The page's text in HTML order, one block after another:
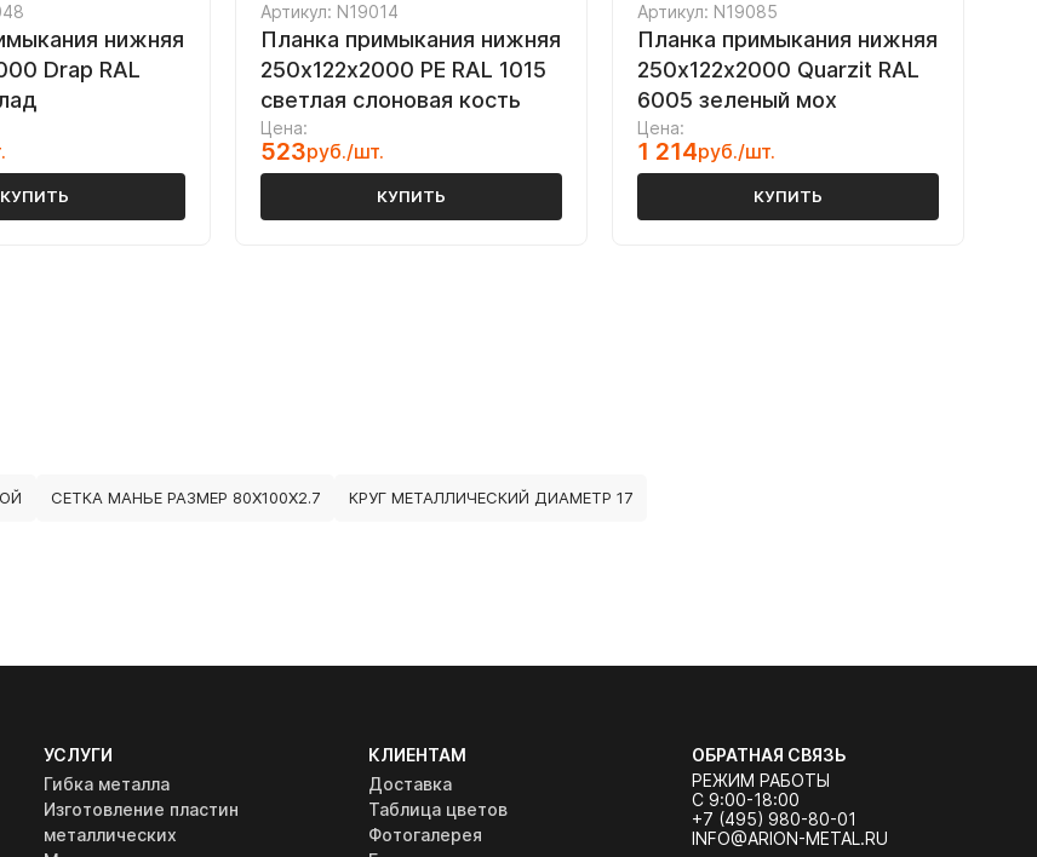
нижняя
Drap RAL
КУПИТЬ
Артикул: N19014
Планка примыкания нижняя
250х122х2000 PE RAL 1015
светлая слоновая кость
Цена:
523руб./шт.
КУПИТЬ
Артикул: N19085
Планка примыкания нижняя
250х122х2000 Quarzit RAL
6005 зеленый мох
Цена:
1 214руб./шт.
КУПИТЬ
СЕТКА МАНЬЕ РАЗМЕР 80Х100Х2.7 КРУГ МЕТАЛЛИЧЕСКИЙ ДИАМЕТР 17
УСЛУГИ
Гибка металла
Изготовление пластин
металлических
КЛИЕНТАМ
Доставка
Таблица цветов
Фотогалерея
ОБРАТНАЯ СВЯЗЬ
РЕЖИМ РАБОТЫ
С 9:00-18:00
+7 (495) 980-80-01
INFO@ARION-METAL.RU